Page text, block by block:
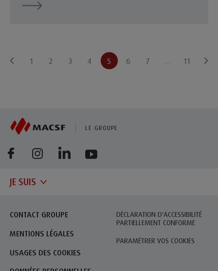
1 2 3 4 5(CURRENT)
6 7 … 11
LE GROUPE
JE SUIS
CONTACT GROUPE
MENTIONS LÉGALES
USAGES DES COOKIES
DÉCLARATION D'ACCESSIBILITÉ
PARTIELLEMENT CONFORME
PARAMÉTRER VOS COOKIES